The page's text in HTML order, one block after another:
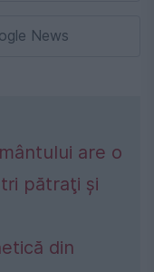
News
are o
pătraţi și
din